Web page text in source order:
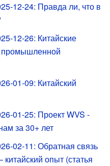
12-24: Правда ли, что в
12-26: Китайские
промышленной
01-09: Китайский
01-25: Проект WVS -
за 30+ лет
02-11: Обратная связь
опыт (статья